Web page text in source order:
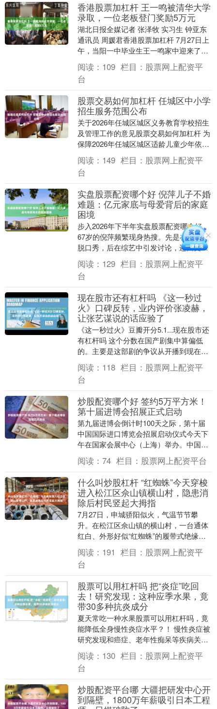
香港股票加杠杆 王一鸣被清华大学
录取，一位老板登门奖励5万元
湖北日报全媒记者 张泽牧 实习生 钟亚东
通讯员 周媛君香港股票加杠杆 7月27日上
午，当阳一中毕业生王一鸣家中迎来了一
位特殊的客人——湖北宜养生物科技有限
公司....
阅读： 109 栏目： 股票网上配资平
台
股票交易如何加杠杆 任城区中小学
招生服务范围公布
关于2026年任城区城区义务教育学校招生
及管理工作的意见股票交易如何加杠杆 为
保障2026年任城区城区适龄儿童少年依法
接受义务教育权利，根据国家省市义务教
育学校....
阅读： 149 栏目： 股票网上配资平
台
实盘股票配资哪个好 倪萍儿子不婚
难题：亿元家底与母爱背后的家庭
困境
步入2026年下半年实盘股票配资哪个好，
67岁的倪萍频繁现身热搜。先是在春晚讲
脱口秀，后在综艺中引发讨论，还因丈夫
的作品受到关注。然而，只要话题转到儿
子身上，这....
阅读： 129 栏目： 股票网上配资平
台
现在股市还有杠杆吗 《这一秒过
火》口碑反转，业内评价张凌赫，
让张艺谋说的话应验了
《这一秒过火》豆瓣开分5.1...现在股市还
有杠杆吗 这个分数在国产剧集中算偏低
的。主要是这部剧的争议从开播到现在持
续不止。 短剧滤镜、粗糙的画面质感加上
零碎的....
阅读： 118 栏目： 股票网上配资平
台
炒股配资哪个好 签约5万平方米！
第十届进博会招展正式启动
第九届进博会倒计时100天之际，第十届
中国国际进口博览会招展启动仪式今天下
午在国家会展中心（上海）举办。中国国
际进口博览局党委书记、副局长吴政平，
国家会展中心（....
阅读： 74 栏目： 股票网上配资平台
什么叫炒股杠杆 “红蜘蛛”今天穿梭
进入松江区佘山镇横山村，隐患消
除后村民竖起大拇指
7月27日，申城骄阳似火，气温节节攀
升。在松江区佘山镇的横山村，一台通体
红白、外形好似“红蜘蛛”的履带式绝缘斗
臂车，灵活地穿梭于村间狭小道路和茂密
树林间，最终稳....
阅读： 191 栏目： 股票网上配资平
台
股票可以用杠杆吗 把“炎症”吃回
去！研究发现：这种应季水果，竟
带30多种抗炎成分
夏天常吃一种水果股票可以用杠杆吗，竟
能降低全身慢性炎症水平？！ 慢性炎症被
研究发现和癌症、老年性痴呆等疾病关系
密切！ 这种水果你吃过吗？ 这种大量上市
的水果，竟....
阅读： 130 栏目： 股票网上配资平
台
炒股配资平台哪 大疆把研发中心开
到隔壁，1800万年薪吸引日本工程